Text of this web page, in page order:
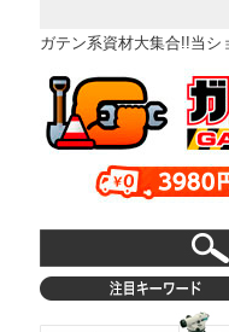
ガテン系資材大集合!!当シ